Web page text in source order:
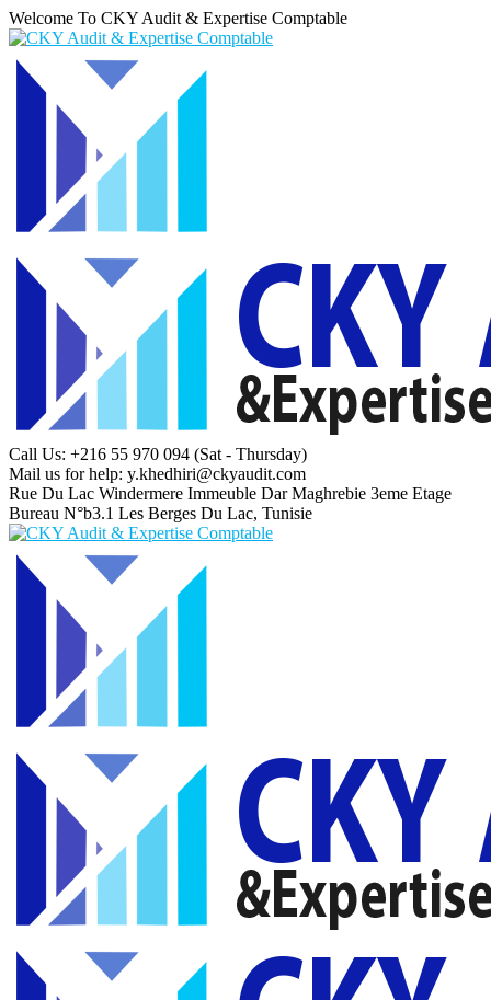
Welcome To CKY Audit & Expertise Comptable
Call Us: +216 55 970 094 (Sat - Thursday)
Mail us for help: y.khedhiri@ckyaudit.com
Rue Du Lac Windermere Immeuble Dar Maghrebie 3eme Etage
Bureau N°b3.1 Les Berges Du Lac, Tunisie